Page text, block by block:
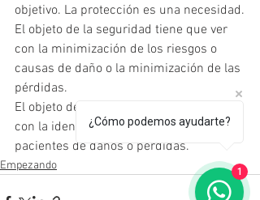
objetivo. La protección es una necesidad.
El objeto de la seguridad tiene que ver
con la minimización de los riesgos o
causas de daño o la minimización de las
pérdidas.
El objeto de la protección tiene que ver
con la identificación de  los sujetos
pacientes de daños o pérdidas.
Empezando
¿Cómo podemos ayudarte?
1